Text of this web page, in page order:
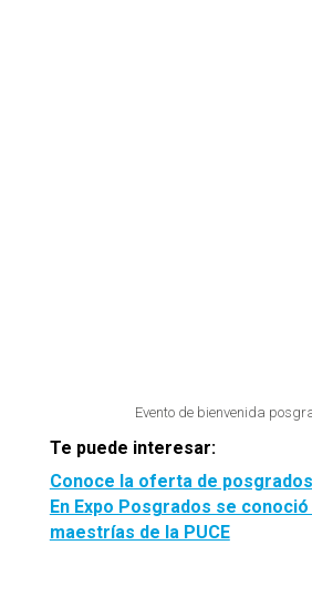
Evento de bienvenida
Te puede interesar:
Conoce la oferta de posgrados
En Expo Posgrados se
maestrías de la PUCE